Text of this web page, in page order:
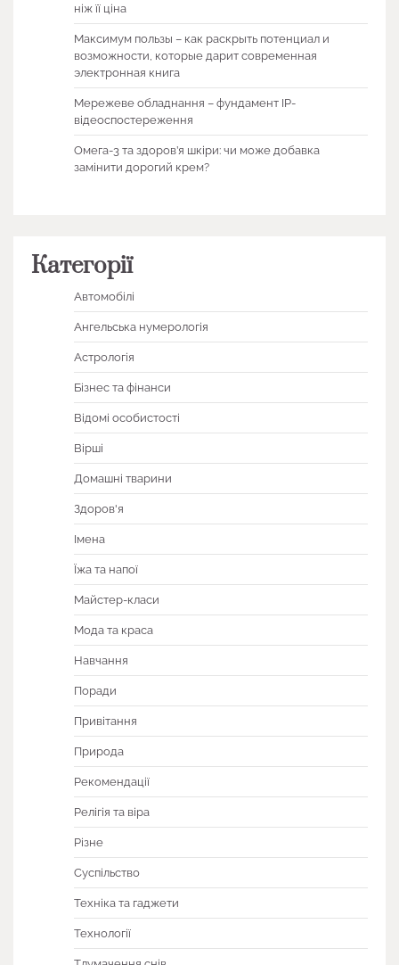
ніж її ціна
Максимум пользы – как раскрыть потенциал и
возможности, которые дарит современная
электронная книга
Мережеве обладнання – фундамент IP-
відеоспостереження
Омега-3 та здоров’я шкіри: чи може добавка
замінити дорогий крем?
Категорії
Автомобілі
Ангельська нумерологія
Астрологія
Бізнес та фінанси
Відомі особистості
Вірші
Домашні тварини
Здоров'я
Імена
Їжа та напої
Майстер-класи
Мода та краса
Навчання
Поради
Привітання
Природа
Рекомендації
Релігія та віра
Різне
Суспільство
Техніка та гаджети
Технології